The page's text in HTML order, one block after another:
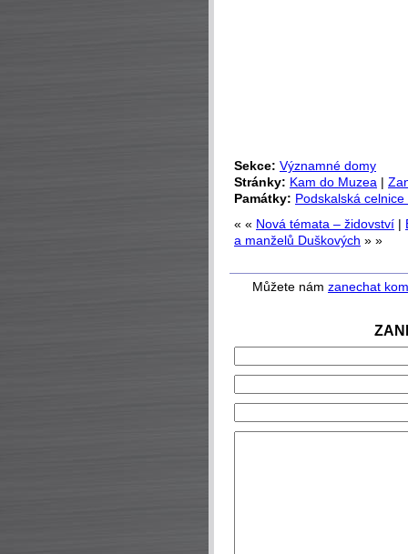
Sekce: Významné domy
Stránky: Kam do Muzea |
Památky: Podskalská
« « Nová témata – židovství |
a manželů Duškových » »
Můžete nám zanechat